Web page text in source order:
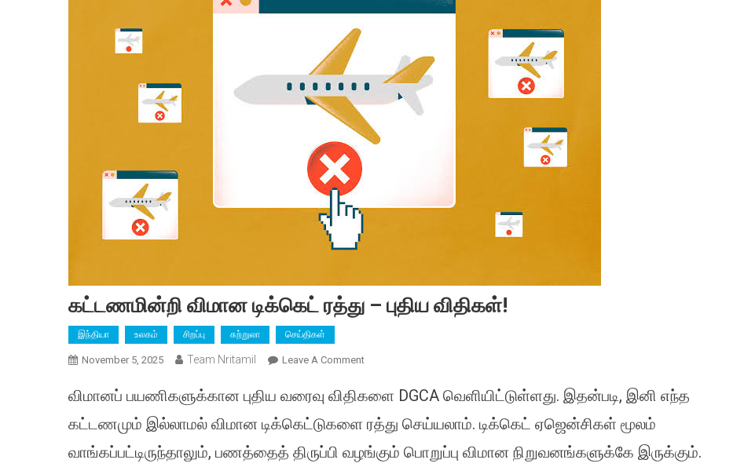
கட்டணமின்றி விமான டிக்கெட் ரத்து – புதிய விதிகள்!
இந்தியா உலகம் சிறப்பு சுற்றுலா செய்திகள்
November 5, 2025 Team Nritamil Leave A CommentOn
விமான
ரத்து
–
விமானப் பயணிகளுக்கான புதிய வரைவு விதிகளை DGCA வெளியிட்டுள்ளது. இதன்படி, இனி எந்த
கட்டணமும் இல்லாமல் விமான டிக்கெட்டுகளை ரத்து செய்யலாம். டிக்கெட் ஏஜென்சிகள் மூலம்
வாங்கப்பட்டிருந்தாலும், பணத்தைத் திருப்பி வழங்கும் பொறுப்பு விமான நிறுவனங்களுக்கே இருக்கும்.